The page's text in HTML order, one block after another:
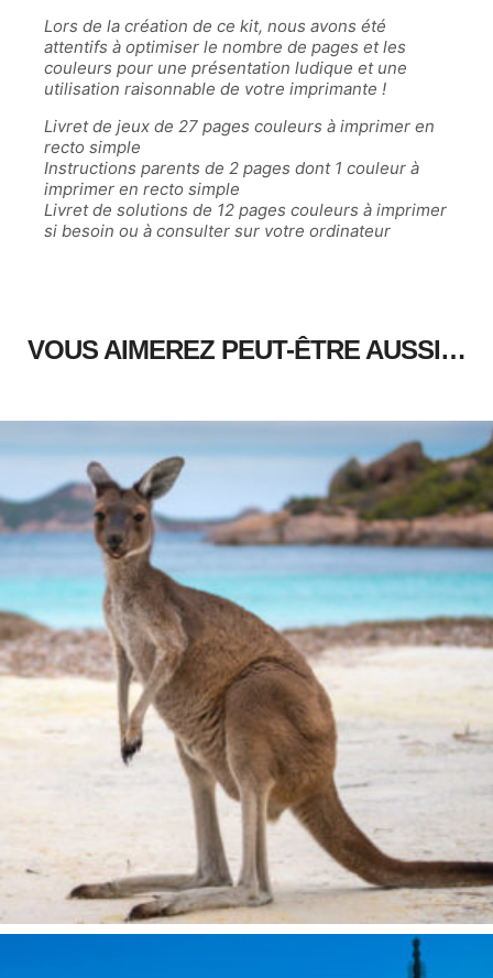
Lors de la création de ce kit, nous avons été
attentifs à optimiser le nombre de pages et les
couleurs pour une présentation ludique et une
utilisation raisonnable de votre imprimante !
Livret de jeux de 27 pages couleurs à imprimer en
recto simple
Instructions parents de 2 pages dont 1 couleur à
imprimer en recto simple
Livret de solutions de 12 pages couleurs à imprimer
si besoin ou à consulter sur votre ordinateur
VOUS AIMEREZ PEUT-ÊTRE AUSSI…
Ajouter au panier